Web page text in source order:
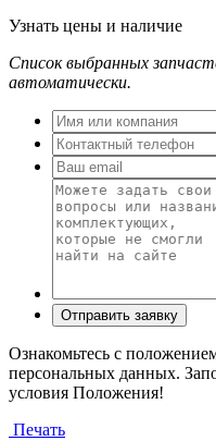
Узнать цены и наличие
Список выбранных
автоматически.
Ознакомьтесь с
персональных данных.
условия Положения!
Печать